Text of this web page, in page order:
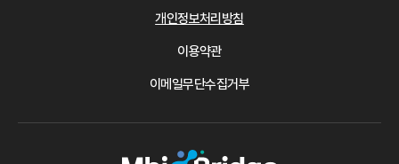
개인정보처리방침
이용약관
이메일무단수집거부